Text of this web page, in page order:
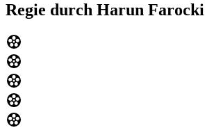
Regie durch Harun Farocki